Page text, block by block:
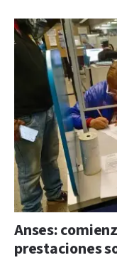
Anses:
prestaciones